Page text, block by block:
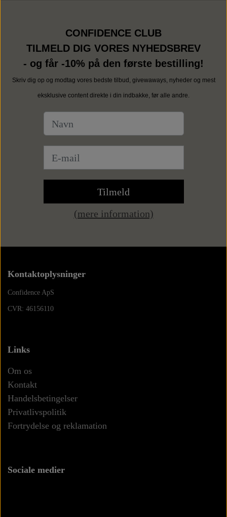
CONFIDENCE CLUB
TILMELD DIG VORES NYHEDSBREV
- og får -10% på den første bestilling!
Skriv dig op og modtag vores bedste tilbud, givewaways, nyheder og mest
eksklusive content direkte i din indbakke, før alle andre.
Tilmeld
(mere information)
Kontaktoplysninger
Confidence ApS
CVR: 46156110
Links
Om os
Kontakt
Handelsbetingelser
Privatlivspolitik
Fortrydelse og reklamation
Sociale medier